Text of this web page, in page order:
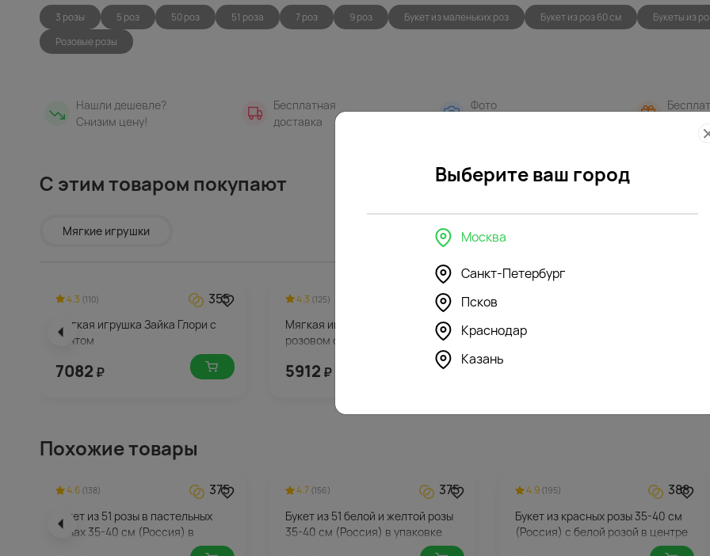
3 розы 5 роз 50 роз 51 роза 7 роз 9 роз Букет из маленьких роз Букет из роз 60 см Букеты из
Розовые розы
Нашли дешевле?
Снизим цену!
Бесплатная
доставка
Фото
С этим товаром покупают
Мягкие игрушки
4.3 (110) 355
Мягкая игрушка Зайка Глори с
бантом
7082 ₽
4.3 (125) 296
Мягкая игрушка Зайка Ми в
розовом сарафане
5912 ₽
Мягкая игрушка Зайка Ми с
бантом
Похожие товары
4.6 (138) 375
Букет из 51 розы в пастельных
тонах 35-40 см (Россия) в
4.7 (156) 375
Букет из 51 белой и желтой розы
35-40 см (Россия) в упаковке
4.9 (195) 388
Букет из красных розы 35-40 см
(Россия) с белой розой в центре
Выберите ваш город
Москва
Санкт-Петербург
Псков
Краснодар
Казань